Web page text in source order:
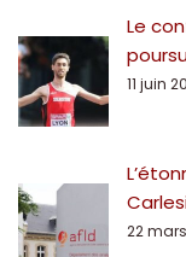
Le
11 juin
22